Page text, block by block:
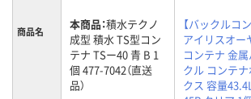
商品名 本商品：積水テクノ
成型 積水 TS型コン
テナ TSー40 青 B 1
個 477-7042（直送
品）
【バックルコ
アイリスオー
コンテナ 金属
クル コンテナ
クス 容量